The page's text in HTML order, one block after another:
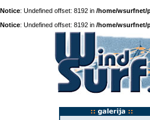
Notice: Undefined offset: 8192 in /home/wsurfnet/
Notice: Undefined offset: 8192 in /home/wsurfnet/